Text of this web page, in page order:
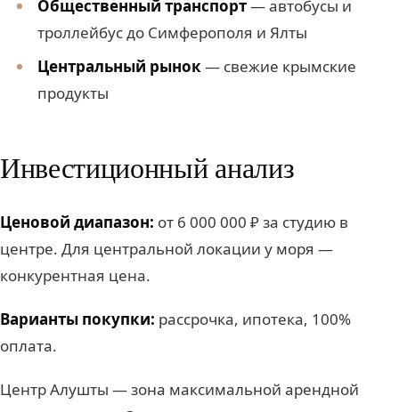
Общественный транспорт— автобусы и
троллейбус до Симферополя и Ялты
Центральный рынок— свежие крымские
продукты
Инвестиционный анализ
Ценовой диапазон: от 6 000 000 ₽ за студию в
центре. Для центральной локации у моря —
конкурентная цена.
Варианты покупки: рассрочка, ипотека, 100%
оплата.
Центр Алушты — зона максимальной арендной